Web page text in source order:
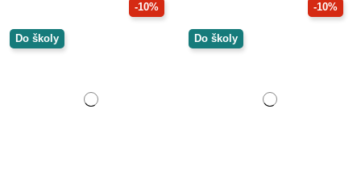
-10%
Do školy
-10%
Do školy